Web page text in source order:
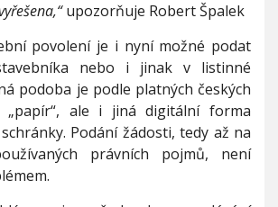
upozorňuje Robert Špalek
povolení je i nyní možné podat
nebo i jinak v listinné
podoba je podle platných českých
„papír“, ale i jiná digitální forma
Podání žádosti, tedy až na
právních pojmů, není